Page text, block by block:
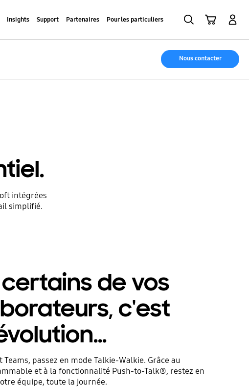
Insights Support Partenaires Pour les particuliers
Nous contacter
intégrées
simplifié.
de vos
c'est
passez en mode Talkie-Walkie. Grâce au
et à la fonctionnalité Push-to-Talk®, restez en
équipe, toute la journée.